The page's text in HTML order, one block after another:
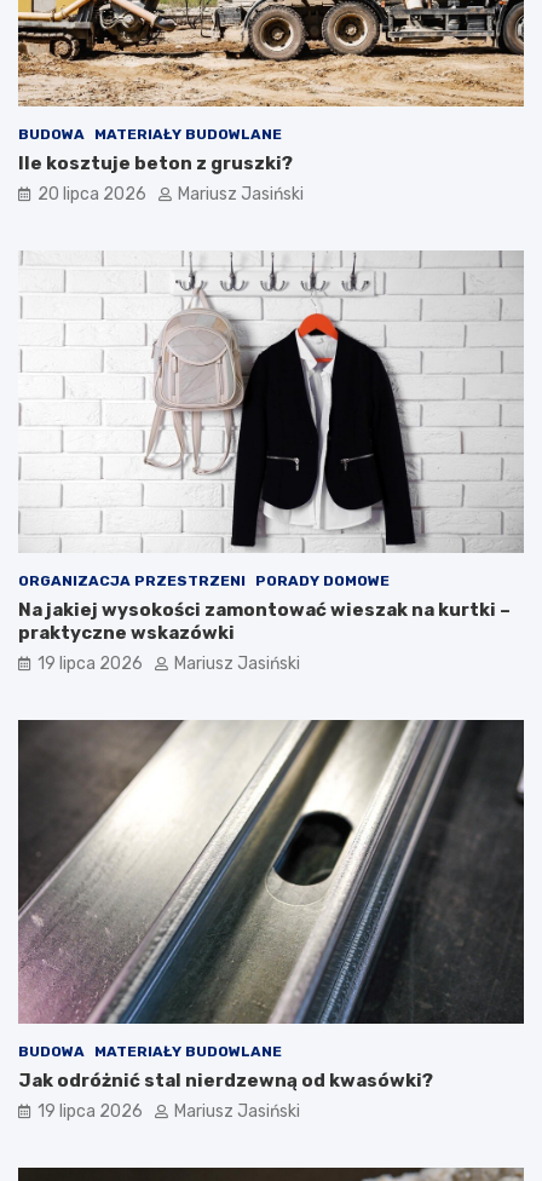
BUDOWA MATERIAŁY BUDOWLANE
Ile kosztuje beton z gruszki?
20 lipca 2026 Mariusz Jasiński
ORGANIZACJA PRZESTRZENI PORADY DOMOWE
Na jakiej wysokości zamontować wieszak na kurtki –
praktyczne wskazówki
19 lipca 2026 Mariusz Jasiński
BUDOWA MATERIAŁY BUDOWLANE
Jak odróżnić stal nierdzewną od kwasówki?
19 lipca 2026 Mariusz Jasiński